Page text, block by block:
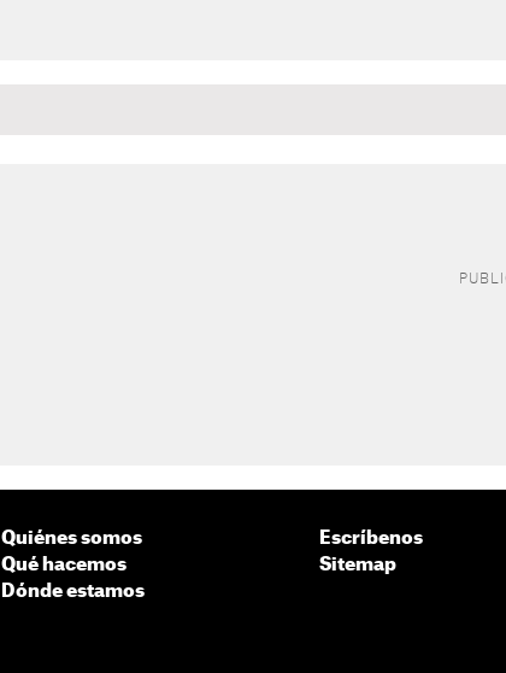
Quiénes somos
Qué hacemos
Dónde estamos
Escríbenos
Sitemap